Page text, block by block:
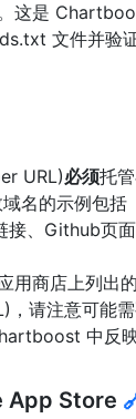
这是
文件并验
URL)必须托
名的示例包括
、Github页
用商店上列出
，请注意可能
中反映
App Store